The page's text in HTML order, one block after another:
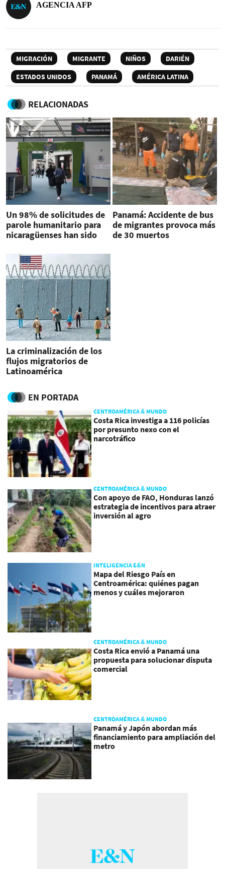
AGENCIA AFP
MIGRACIÓN MIGRANTE NIÑOS
DARIÉN
ESTADOS UNIDOS
PANAMÁ AMÉRICA LATINA
RELACIONADAS
Un 98% de solicitudes de
parole humanitario para
nicaragüenses han sido
Panamá: Accidente de bus
de migrantes provoca más
de 30 muertos
La criminalización de los
flujos migratorios de
Latinoamérica
EN PORTADA
CENTROAMÉRICA & MUNDO
Costa Rica investiga a 116 policías
por presunto nexo con el
narcotráfico
CENTROAMÉRICA & MUNDO
Con apoyo de FAO, Honduras lanzó
estrategia de incentivos para atraer
inversión al agro
INTELIGENCIA E&N
Mapa del Riesgo País en
Centroamérica: quiénes pagan
menos y cuáles mejoraron
CENTROAMÉRICA & MUNDO
Costa Rica envió a Panamá una
propuesta para solucionar disputa
comercial
CENTROAMÉRICA & MUNDO
Panamá y Japón abordan más
financiamiento para ampliación del
metro